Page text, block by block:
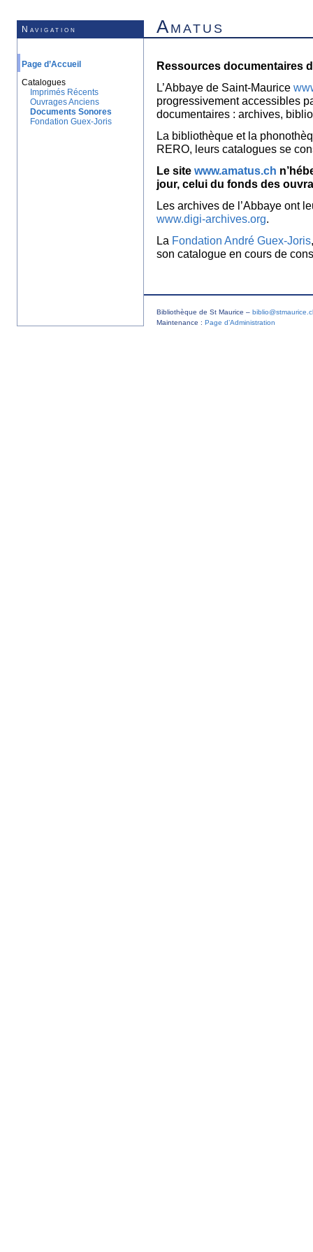
Navigation Amatus
Page d’Accueil
Catalogues
Imprimés Récents
Ouvrages Anciens
Documents Sonores
Fondation Guex-Joris
Ressources documentaires
L’Abbaye de Saint-Maurice
progressivement accessibles
documentaires : archives,
La bibliothèque et la
RERO, leurs catalogues se
Le site www.amatus.ch
jour, celui du fonds des
Les archives de l’Abbaye ont
www.digi-archives.org.
La Fondation André Guex-Joris
son catalogue en cours de
Bibliothèque de St Maurice –
Maintenance : Page d’Administration